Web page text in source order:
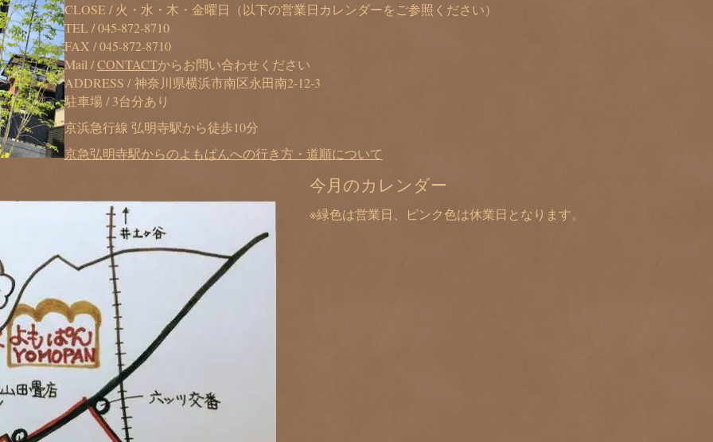
CLOSE / 火・水・木・金曜日（以下の営業日カレンダーをご参照ください）
TEL /045-872-8710
FAX / 045-872-8710
Mail /CONTACTからお問い合わせください
ADDRESS / 神奈川県横浜市南区永田南2-12-3
駐車場 / 3台分あり
京浜急行線 弘明寺駅から徒歩10分
京急弘明寺駅からのよもぱんへの行き方・道順について
今月のカレンダー
※緑色は営業日、ピンク色は休業日となります。